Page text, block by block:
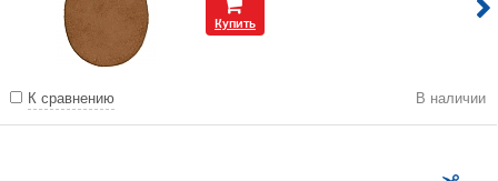
Купить
К сравнению В наличии